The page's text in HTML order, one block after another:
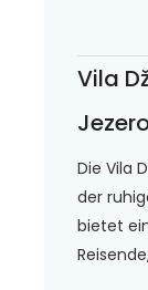
Vila
Die Vila
der
bietet